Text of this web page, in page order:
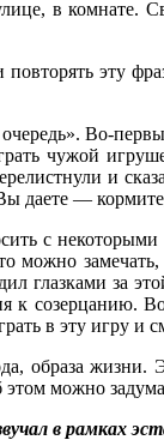
в комнате.
эту
Во-
чужой
и
даете —
с
можно
глазками за
к
в эту игру и
образа
можно
в рамках